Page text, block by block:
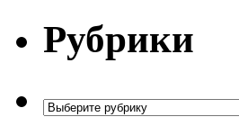
Рубрики
Рубрики